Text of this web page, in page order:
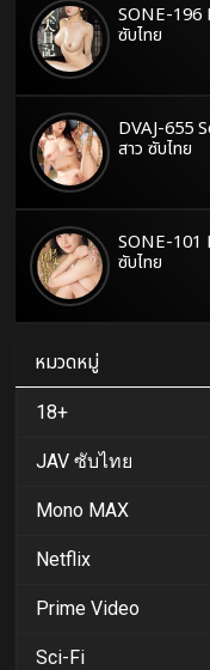
SONE-196
ซับไทย
DVAJ-655
สาว ซับไทย
SONE-
ซับไทย
หมวดหมู่
18+
JAV ซับไทย
Mono MAX
Netflix
Prime Video
Sci-Fi